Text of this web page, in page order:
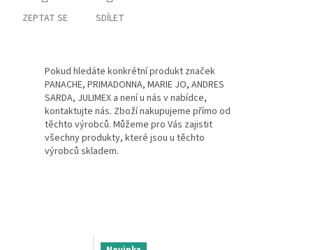
ZEPTAT SE SDÍLET
Pokud hledáte konkrétní produkt značek
PANACHE, PRIMADONNA, MARIE JO, ANDRES
SARDA, JULIMEX a není u nás v nabídce,
kontaktujte nás. Zboží nakupujeme přímo od
těchto výrobců. Můžeme pro Vás zajistit
všechny produkty, které jsou u těchto
výrobců skladem.